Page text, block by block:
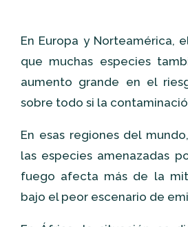
En Europa y Norteamérica,
que muchas especies
aumento grande en el
sobre todo si la
En esas regiones del
las especies amenazadas
fuego afecta más de la
bajo el peor escenario de